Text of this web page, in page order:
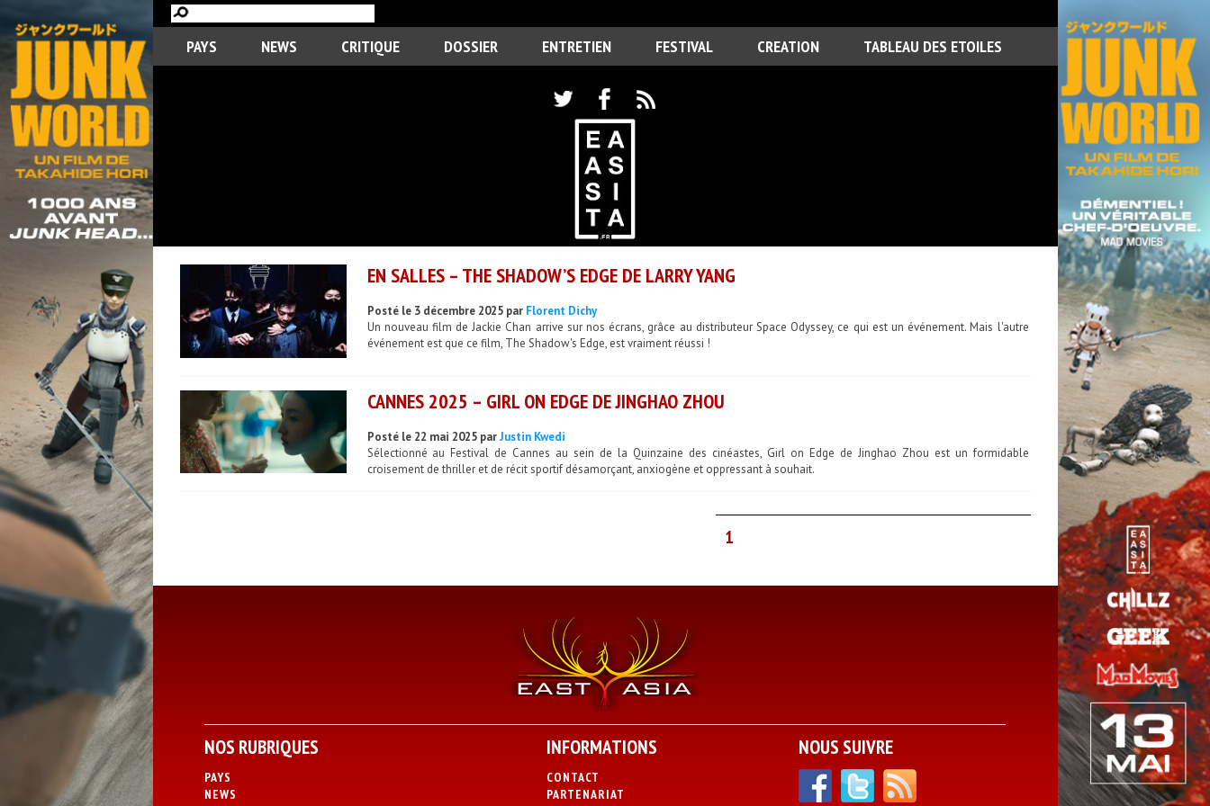
PAYS NEWS CRITIQUE DOSSIER ENTRETIEN FESTIVAL CREATION TABLEAU DES ETOILES
EN SALLES – THE SHADOW’S EDGE DE LARRY YANG
Posté le 3 décembre 2025 par Florent Dichy
Un nouveau film de Jackie Chan arrive sur nos écrans, grâce au distributeur Space Odyssey, ce qui est un événement. Mais l'autre
événement est que ce film, The Shadow's Edge, est vraiment réussi !
CANNES 2025 – GIRL ON EDGE DE JINGHAO ZHOU
Posté le 22 mai 2025 parJustin Kwedi
Sélectionné au Festival de Cannes au sein de la Quinzaine des cinéastes, Girl on Edge de Jinghao Zhou est un formidable
croisement de thriller et de récit sportif désamorçant, anxiogène et oppressant à souhait.
1
NOS RUBRIQUES
PAYS
NEWS
INFORMATIONS
CONTACT
PARTENARIAT
NOUS SUIVRE